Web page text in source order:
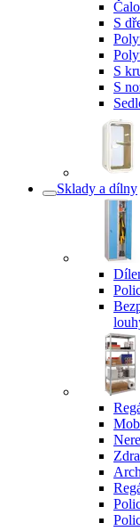
S
S
S
Sklady a dílny